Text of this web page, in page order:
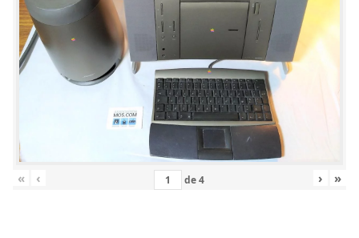
« ‹ de4 › »